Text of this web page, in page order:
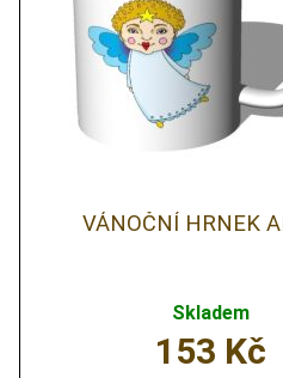
VÁNOČNÍ HRNEK
Skladem
153 Kč